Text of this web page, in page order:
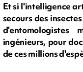
Et si l'intelligence
secours des
d'entomologistes
ingénieurs, pour
de ces millions